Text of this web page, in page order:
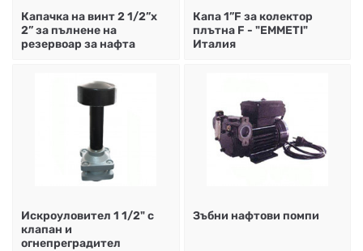
Капачка на винт 2 1/2”х
2” за пълнене на
резервоар за нафта
Капа 1”F за колектор
плътна F - "EMMETI"
Италия
Искроуловител 1 1/2" с
клапан и
огнепреградител
Зъбни нафтови помпи